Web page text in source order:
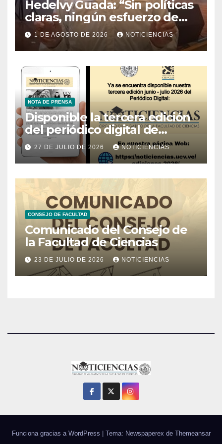
Hedelvy Guada: “Sin políticas
claras, ningún esfuerzo de
conservación rendirá frutos”
1 DE AGOSTO DE 2026 NOTICIENCIAS
NOTA DE PRENSA
Disponible la tercera edición
del periódico digital de
Noticiencias 2026
27 DE JULIO DE 2026 NOTICIENCIAS
CONSEJO DE FACULTAD
Comunicado del Consejo de
la Facultad de Ciencias
23 DE JULIO DE 2026 NOTICIENCIAS
Funciona gracias a WordPress Tema: Newspaperex de Themeansar